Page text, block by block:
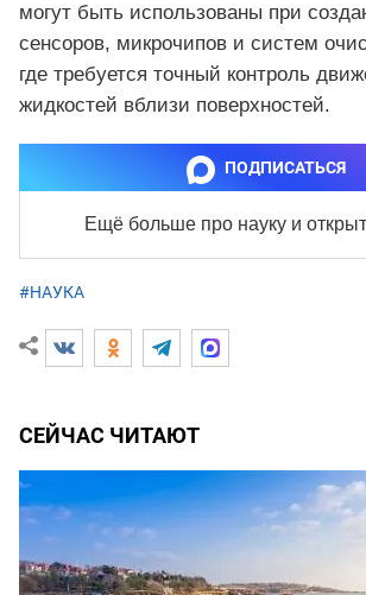
могут быть использованы при
сенсоров, микрочипов и систем
где требуется точный контроль
жидкостей вблизи поверхностей.
ПОДПИСАТЬСЯ
Ещё больше про науку и
#НАУКА
СЕЙЧАС ЧИТАЮТ